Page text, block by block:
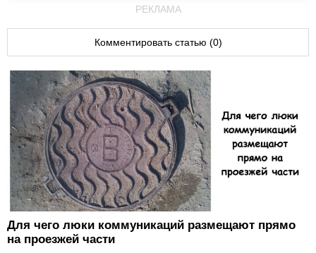
РЕКЛАМА
Комментировать статью (0)
Для чего люки коммуникаций размещают прямо
на проезжей части